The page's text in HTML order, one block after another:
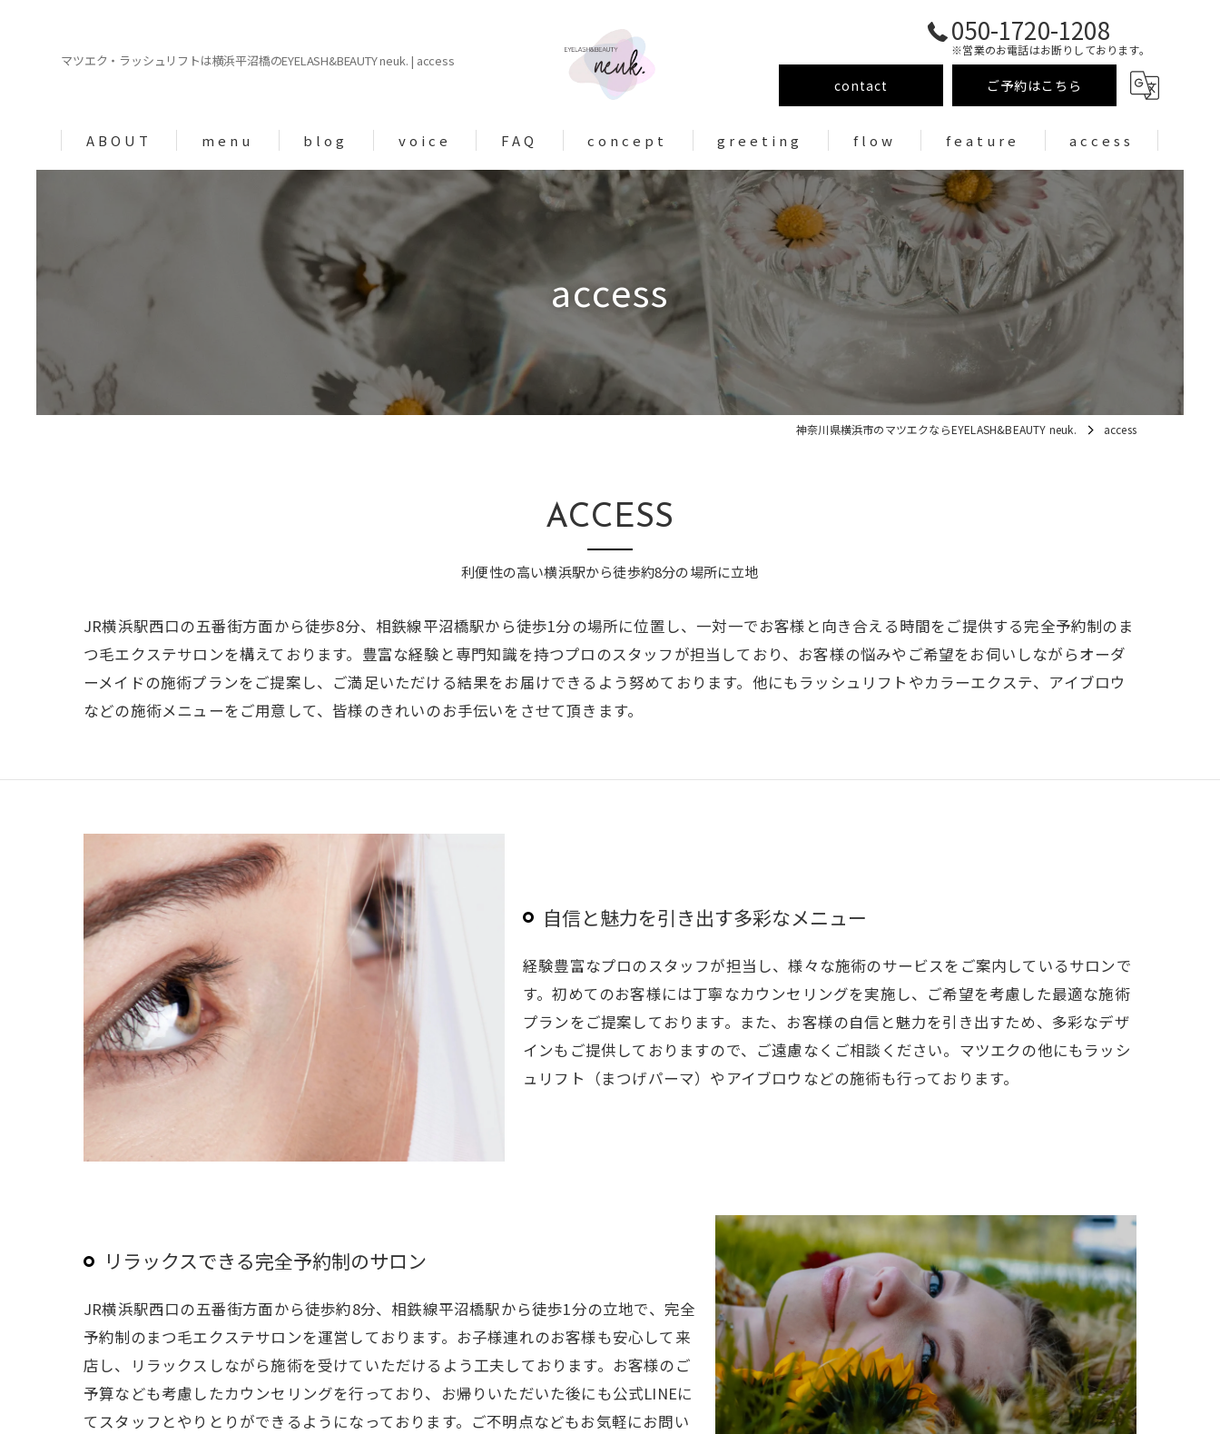
マツエク・ラッシュリフトは横浜平沼橋のEYELASH&BEAUTY neuk. | access
050-1720-1208
※営業のお電話はお断りしております。
contact ご予約はこちら
ABOUT menu blog voice FAQ concept greeting flow feature
まつげパーマ
まつ毛エクステ
アイブロウ/眉毛wax
access
access
神奈川県横浜市のマツエクならEYELASH&BEAUTY neuk. access
利便性の高い横浜駅から徒歩約8分の場所に立地
ACCESS
JR横浜駅西口の五番街方面から徒歩8分、相鉄線平沼橋駅から徒歩1分の場所に位置し、一対一でお客様と向き合える時間をご提供する完全予約制のま
つ毛エクステサロンを構えております。豊富な経験と専門知識を持つプロのスタッフが担当しており、お客様の悩みやご希望をお伺いしながらオーダ
ーメイドの施術プランをご提案し、ご満足いただける結果をお届けできるよう努めております。他にもラッシュリフトやカラーエクステ、アイブロウ
などの施術メニューをご用意して、皆様のきれいのお手伝いをさせて頂きます。
自信と魅力を引き出す多彩なメニュー
経験豊富なプロのスタッフが担当し、様々な施術のサービスをご案内しているサロンで
す。初めてのお客様には丁寧なカウンセリングを実施し、ご希望を考慮した最適な施術
プランをご提案しております。また、お客様の自信と魅力を引き出すため、多彩なデザ
インもご提供しておりますので、ご遠慮なくご相談ください。マツエクの他にもラッシ
ュリフト（まつげパーマ）やアイブロウなどの施術も行っております。
リラックスできる完全予約制のサロン
JR横浜駅西口の五番街方面から徒歩約8分、相鉄線平沼橋駅から徒歩1分の立地で、完全
予約制のまつ毛エクステサロンを運営しております。お子様連れのお客様も安心して来
店し、リラックスしながら施術を受けていただけるよう工夫しております。お客様のご
予算なども考慮したカウンセリングを行っており、お帰りいただいた後にも公式LINEに
てスタッフとやりとりができるようになっております。ご不明点などもお気軽にお問い